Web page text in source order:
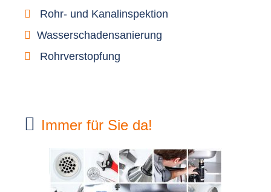
Rohr- und Kanalinspektion
Wasserschadensanierung
Rohrverstopfung
Immer für Sie da!